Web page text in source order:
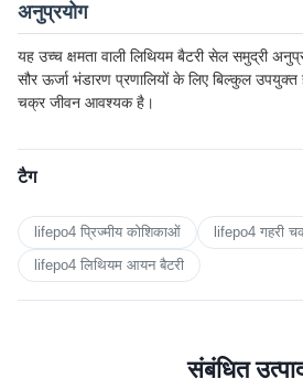
अनुप्रयोग
यह उच्च क्षमता वाली लिथियम बैटरी सेल समुद्री
सौर ऊर्जा भंडारण प्रणालियों के लिए बिल्कुल
चक्र जीवन आवश्यक है।
टैग
lifepo4 प्रिज्मीय कोशिकाओं
lifepo4 गहरी
lifepo4 लिथियम आयन बैटरी
संबंधित